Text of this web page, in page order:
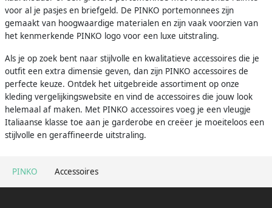
PINKO Accessoires
voor al je pasjes en briefgeld. De PINKO portemonnees zijn
gemaakt van hoogwaardige materialen en zijn vaak voorzien van
het kenmerkende PINKO logo voor een luxe uitstraling.
Als je op zoek bent naar stijlvolle en kwalitatieve accessoires die je
outfit een extra dimensie geven, dan zijn PINKO accessoires de
perfecte keuze. Ontdek het uitgebreide assortiment op onze
kleding vergelijkingswebsite en vind de accessoires die jouw look
helemaal af maken. Met PINKO accessoires voeg je een vleugje
Italiaanse klasse toe aan je garderobe en creëer je moeiteloos een
stijlvolle en geraffineerde uitstraling.